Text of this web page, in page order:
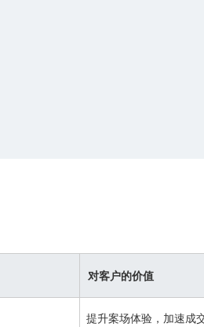
对客户的价值
提升案场体验，加速成